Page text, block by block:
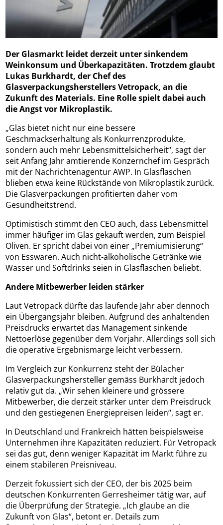
Der Glasmarkt leidet derzeit unter sinkendem
Weinkonsum und Überkapazitäten. Trotzdem glaubt
Lukas Burkhardt, der Chef des
Glasverpackungsherstellers Vetropack, an die
Zukunft des Materials. Eine Rolle spielt dabei auch
die Angst vor Mikroplastik.
„Glas bietet nicht nur eine bessere
Geschmackserhaltung als Konkurrenzprodukte,
sondern auch mehr Lebensmittelsicherheit“, sagt der
seit Anfang Jahr amtierende Konzernchef im Gespräch
mit der Nachrichtenagentur AWP. In Glasflaschen
blieben etwa keine Rückstände von Mikroplastik zurück.
Die Glasverpackungen profitierten daher vom
Gesundheitstrend.
Optimistisch stimmt den CEO auch, dass Lebensmittel
immer häufiger im Glas gekauft werden, zum Beispiel
Oliven. Er spricht dabei von einer „Premiumisierung“
von Esswaren. Auch nicht-alkoholische Getränke wie
Wasser und Softdrinks seien in Glasflaschen beliebt.
Andere Mitbewerber leiden stärker
Laut Vetropack dürfte das laufende Jahr aber dennoch
ein Übergangsjahr bleiben. Aufgrund des anhaltenden
Preisdrucks erwartet das Management sinkende
Nettoerlöse gegenüber dem Vorjahr. Allerdings soll sich
die operative Ergebnismarge leicht verbessern.
Im Vergleich zur Konkurrenz steht der Bülacher
Glasverpackungshersteller gemäss Burkhardt jedoch
relativ gut da. „Wir sehen kleinere und grössere
Mitbewerber, die derzeit stärker unter dem Preisdruck
und den gestiegenen Energiepreisen leiden“, sagt er.
In Deutschland und Frankreich hätten beispielsweise
Unternehmen ihre Kapazitäten reduziert. Für Vetropack
sei das gut, denn weniger Kapazität im Markt führe zu
einem stabileren Preisniveau.
Derzeit fokussiert sich der CEO, der bis 2025 beim
deutschen Konkurrenten Gerresheimer tätig war, auf
die Überprüfung der Strategie. „Ich glaube an die
Zukunft von Glas“, betont er. Details zum